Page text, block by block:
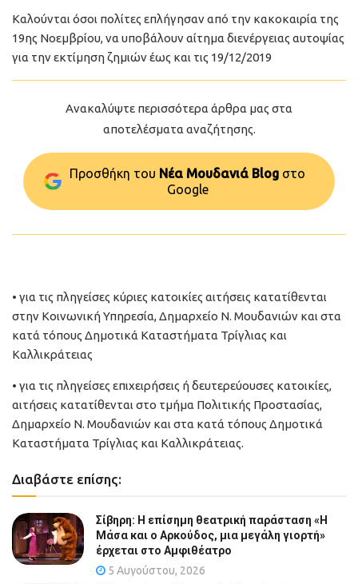
Καλούνται όσοι πολίτες επλήγησαν από την κακοκαιρία της
19ης Νοεμβρίου, να υποβάλουν αίτημα διενέργειας αυτοψίας
για την εκτίμηση ζημιών έως και τις 19/12/2019
Ανακαλύψτε περισσότερα άρθρα μας στα
αποτελέσματα αναζήτησης.
Προσθήκη του Νέα Μουδανιά Blog στo
Google
• για τις πληγείσες κύριες κατοικίες αιτήσεις κατατίθενται
στην Κοινωνική Υπηρεσία, Δημαρχείο Ν. Μουδανιών και στα
κατά τόπους Δημοτικά Καταστήματα Τρίγλιας και
Καλλικράτειας
• για τις πληγείσες επιχειρήσεις ή δευτερεύουσες κατοικίες,
αιτήσεις κατατίθενται στο τμήμα Πολιτικής Προστασίας,
Δημαρχείο Ν. Μουδανιών και στα κατά τόπους Δημοτικά
Καταστήματα Τρίγλιας και Καλλικράτειας.
Διαβάστε επίσης:
Σίβηρη: Η επίσημη θεατρική παράσταση «Η
Μάσα και ο Αρκούδος, μια μεγάλη γιορτή»
έρχεται στο Αμφιθέατρο
5 Αυγούστου, 2026